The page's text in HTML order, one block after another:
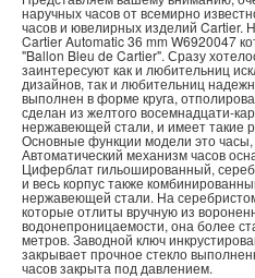
наручных часов от всемирно
часов и ювелирных изделий Cartier.
Cartier Automatic 36 mm W6920047
"Ballon Bleu de Cartier". Сразу
заинтересуют как и любительниц
дизайнов, так и любительниц
выполнен в форме круга,
сделан из желтого восемнадцати-
нержавеющей стали, и имеет такие
Основные функции модели это
Автоматический механизм часов
Циферблат гильошированный,
и весь корпус также
нержавеющей стали. На
которые отлиты вручную из
водонепроницаемости, она более
метров. Заводной ключ
закрывает прочное стекло
часов закрыта под давлением.